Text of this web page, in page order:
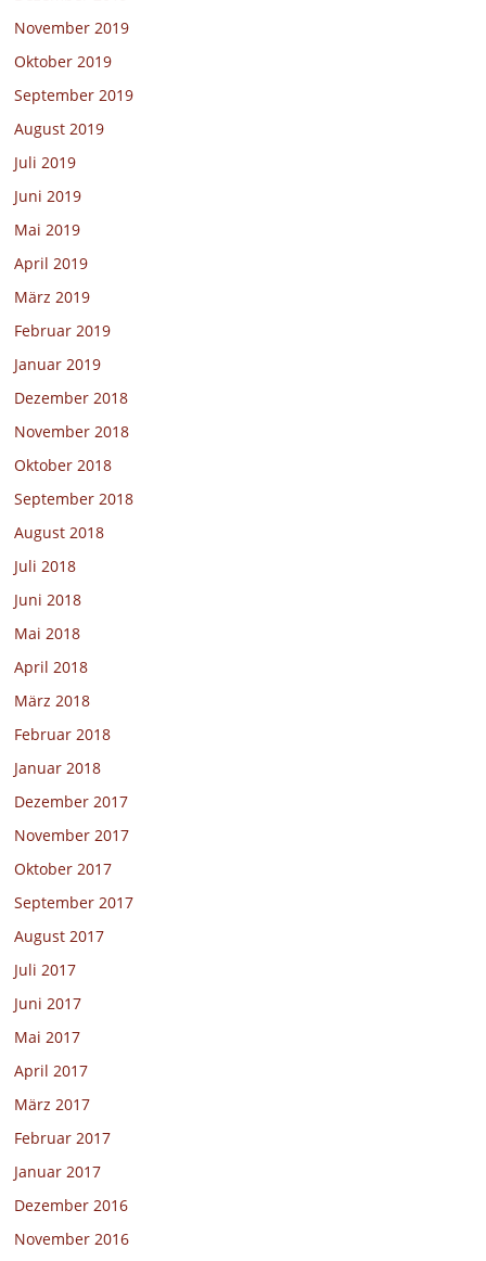
November 2019
Oktober 2019
September 2019
August 2019
Juli 2019
Juni 2019
Mai 2019
April 2019
März 2019
Februar 2019
Januar 2019
Dezember 2018
November 2018
Oktober 2018
September 2018
August 2018
Juli 2018
Juni 2018
Mai 2018
April 2018
März 2018
Februar 2018
Januar 2018
Dezember 2017
November 2017
Oktober 2017
September 2017
August 2017
Juli 2017
Juni 2017
Mai 2017
April 2017
März 2017
Februar 2017
Januar 2017
Dezember 2016
November 2016